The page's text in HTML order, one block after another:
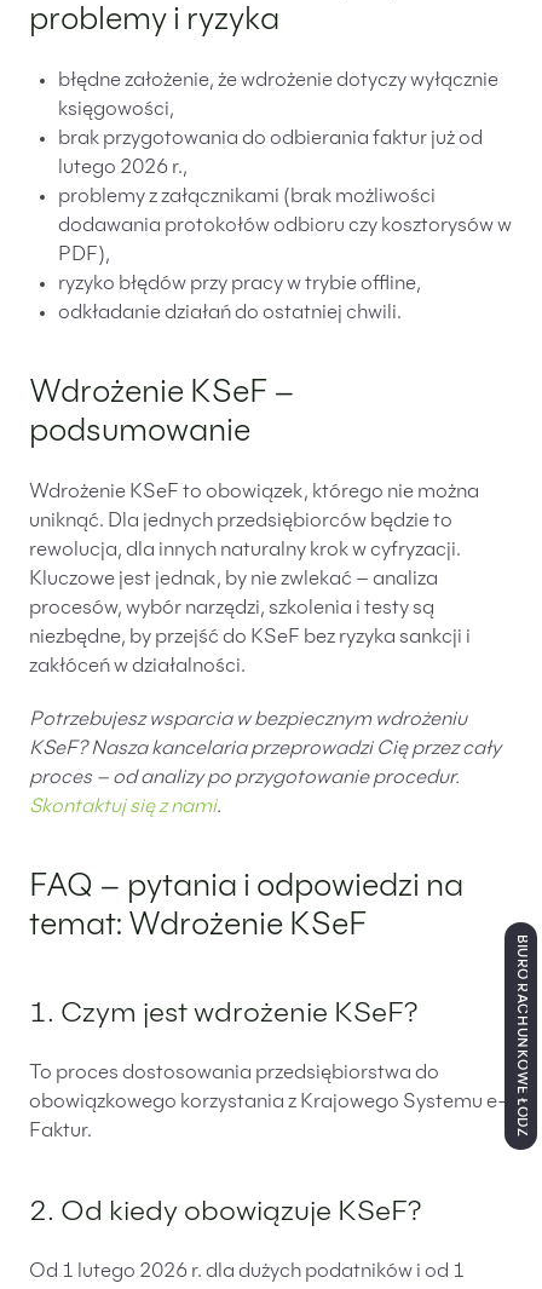
problemy i ryzyka
błędne założenie, że wdrożenie dotyczy wyłącznie
księgowości,
brak przygotowania do odbierania faktur już od
lutego 2026 r.,
problemy z załącznikami (brak możliwości
dodawania protokołów odbioru czy kosztorysów w
PDF),
ryzyko błędów przy pracy w trybie offline,
odkładanie działań do ostatniej chwili.
Wdrożenie KSeF –
podsumowanie
Wdrożenie KSeF to obowiązek, którego nie można
uniknąć. Dla jednych przedsiębiorców będzie to
rewolucja, dla innych naturalny krok w cyfryzacji.
Kluczowe jest jednak, by nie zwlekać – analiza
procesów, wybór narzędzi, szkolenia i testy są
niezbędne, by przejść do KSeF bez ryzyka sankcji i
zakłóceń w działalności.
Potrzebujesz wsparcia w bezpiecznym wdrożeniu
KSeF? Nasza kancelaria przeprowadzi Cię przez cały
proces – od analizy po przygotowanie procedur.
Skontaktuj się z nami.
FAQ – pytania i odpowiedzi na
temat: Wdrożenie KSeF
1. Czym jest wdrożenie KSeF?
To proces dostosowania przedsiębiorstwa do
obowiązkowego korzystania z Krajowego Systemu e-
Faktur.
2. Od kiedy obowiązuje KSeF?
Od 1 lutego 2026 r. dla dużych podatników i od 1
BIURO RACHUNKOWE ŁÓDŹ